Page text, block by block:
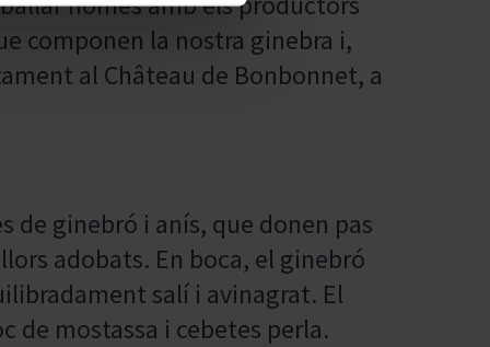
componen la nostra ginebra i,
al Château de Bonbonnet, a
de ginebró i anís, que donen pas
adobats. En boca, el ginebró
salí i avinagrat. El
de mostassa i cebetes perla.